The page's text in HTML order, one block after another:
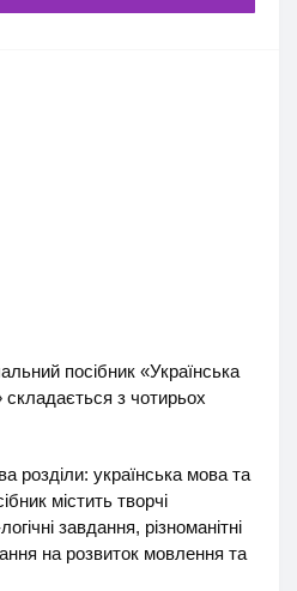
посібник «Українська
з чотирьох
розділи: українська мова та
містить творчі
завдання, різноманітні
на розвиток мовлення та